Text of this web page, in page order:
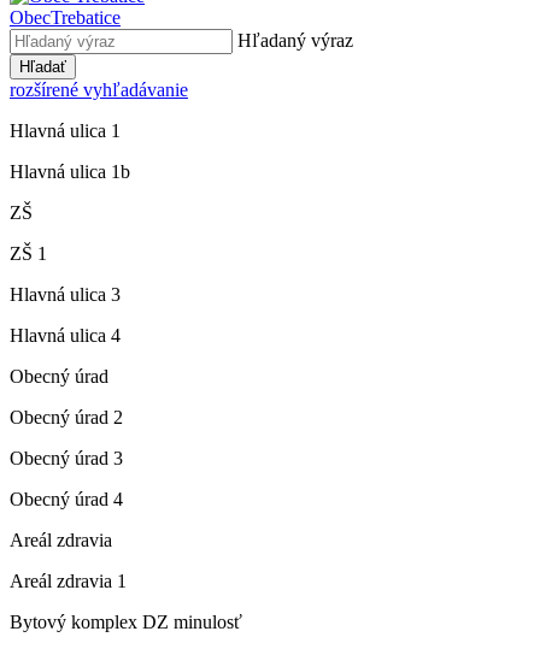
ObecTrebatice
Hľadaný výraz
Hľadať
rozšírené vyhľadávanie
Hlavná ulica 1
Hlavná ulica 1b
ZŠ
ZŠ 1
Hlavná ulica 3
Hlavná ulica 4
Obecný úrad
Obecný úrad 2
Obecný úrad 3
Obecný úrad 4
Areál zdravia
Areál zdravia 1
Bytový komplex DZ minulosť